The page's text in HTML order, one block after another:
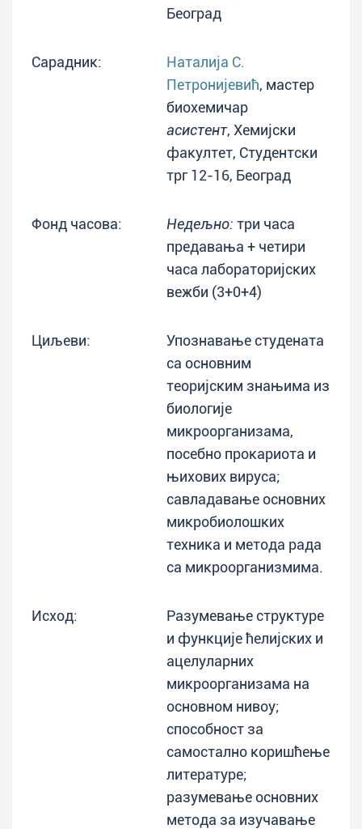
Београд
Сарадник:
Наталија С.
Петронијевић, мастер
биохемичар
асистент, Хемијски
факултет, Студентски
трг 12-16, Београд
Фонд часова: Недељно: три часа
предавања + четири
часа лабораторијских
вежби (3+0+4)
Циљеви:
Упознавање студената
са основним
теоријским знањима из
биологије
микроорганизама,
посебно прокариота и
њихових вируса;
савладавање основних
микробиолошких
техника и метода рада
са микроорганизмима.
Исход:
Разумевање структуре
и функције ћелијских и
ацелуларних
микроорганизама на
основном нивоу;
способност за
самостално коришћење
литературе;
разумевање основних
метода за изучавање